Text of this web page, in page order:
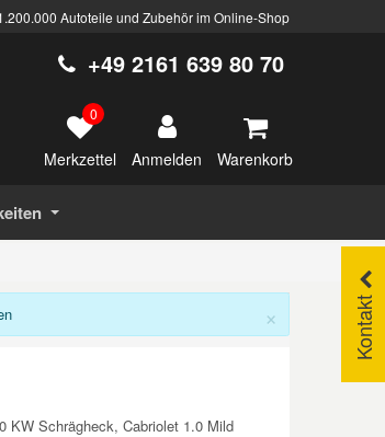
Autoteile und Zubehör im Online-Shop
+49 2161 639 80 70
0
Merkzettel Anmelden Warenkorb
Kontakt
×
KW Schrägheck, Cabriolet 1.0 Mild